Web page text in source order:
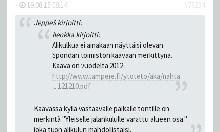
- 19.08.15 08:14
#76234
JeppeS kirjoitti:
henkka kirjoitti:
Alikulkua ei ainakaan näyttäisi olevan
Spondan toimiston kaavaan merkittynä.
Kaava on vuodelta 2012.
http://www.tampere.fi/ytoteto/aka/nahta
... 121210.pdf
Kaavassa kyllä vastaavalle paikalle tontille on
merkintä "Yleiselle jalankululle varattu alueen osa."
joka tuon alikulun mahdollistaisi.